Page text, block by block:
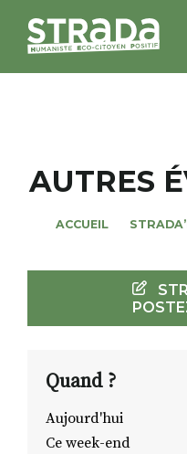
MAGAZINES
NOS THÈMES
STRADA’DATES
ALTER STRADA
ROSÉE DE MAI
AUTRES
ACCUEIL
Quand ?
Aujourd'hui
Ce week-end